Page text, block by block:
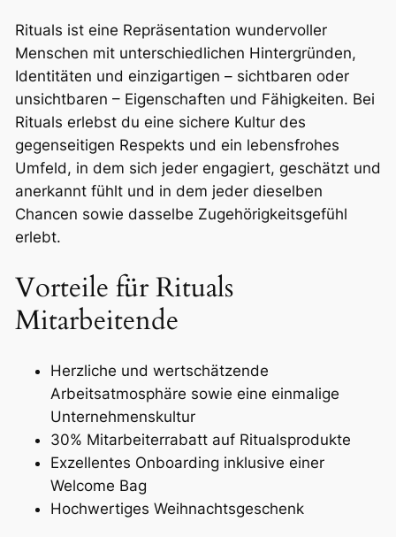
Rituals ist eine Repräsentation wundervoller
Menschen mit unterschiedlichen Hintergründen,
Identitäten und einzigartigen – sichtbaren oder
unsichtbaren – Eigenschaften und Fähigkeiten. Bei
Rituals erlebst du eine sichere Kultur des
gegenseitigen Respekts und ein lebensfrohes
Umfeld, in dem sich jeder engagiert, geschätzt und
anerkannt fühlt und in dem jeder dieselben
Chancen sowie dasselbe Zugehörigkeitsgefühl
erlebt.
Vorteile für Rituals
Mitarbeitende
Herzliche und wertschätzende
Arbeitsatmosphäre sowie eine einmalige
Unternehmenskultur
30% Mitarbeiterrabatt auf Ritualsprodukte
Exzellentes Onboarding inklusive einer
Welcome Bag
Hochwertiges Weihnachtsgeschenk